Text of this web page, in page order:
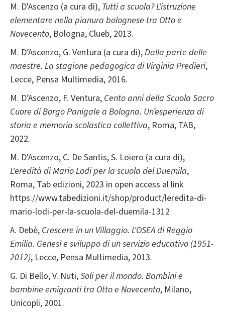
M. D'Ascenzo (a cura di), Tutti a scuola? L'istruzione
elementare nella pianura bolognese tra Otto e
Novecento, Bologna, Clueb, 2013.
M. D’Ascenzo, G. Ventura (a cura di),Dalla parte delle
maestre. La stagione pedagogica di Virginia Predieri,
Lecce, Pensa Multimedia, 2016.
M. D’Ascenzo, F. Ventura, Cento anni della Scuola Sacro
Cuore di Borgo Panigale a Bologna. Un’esperienza di
storia e memoria scolastica collettiva, Roma, TAB,
2022.
M. D'Ascenzo, C. De Santis, S. Loiero (a cura di),
L'eredità di Mario Lodi per la scuola del Duemila,
Roma, Tab edizioni, 2023 in open access al link
https://www.tabedizioni.it/shop/product/leredita-di-
mario-lodi-per-la-scuola-del-duemila-1312
A. Debè, Crescere in un Villaggio. L'OSEA di Reggio
Emilia. Genesi e sviluppo di un servizio educativo (1951-
2012), Lecce, Pensa Multimedia, 2013.
G. Di Bello, V. Nuti,Soli per il mondo. Bambini e
bambine emigranti tra Otto e Novecento, Milano,
Unicopli, 2001.